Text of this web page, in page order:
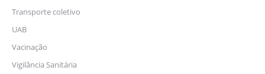
Transporte coletivo
UAB
Vacinação
Vigilância Sanitária